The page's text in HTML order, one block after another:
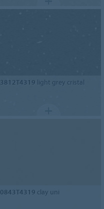
3812T4319 light grey cristal
0843T4319 clay uni